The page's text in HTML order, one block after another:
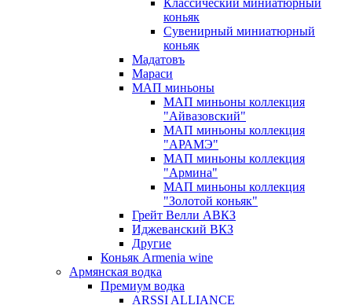
Классический миниатюрный
коньяк
Сувенирный миниатюрный
коньяк
Мадатовъ
Мараси
МАП миньоны
МАП миньоны коллекция
"Айвазовский"
МАП миньоны коллекция
"АРАМЭ"
МАП миньоны коллекция
"Армина"
МАП миньоны коллекция
"Золотой коньяк"
Грейт Велли АВКЗ
Иджеванский ВКЗ
Другие
Коньяк Armenia wine
Армянская водка
Премиум водка
ARSSI ALLIANCE